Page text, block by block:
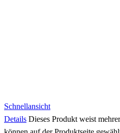
Schnellansicht
Details Dieses Produkt weist